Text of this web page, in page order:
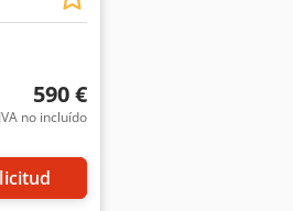
Pedir más fotos
590 €
no incluído